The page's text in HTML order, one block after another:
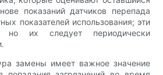
показаний датчиков перепада
показателей использования; эти
но их следует периодически
замены имеет важное значение